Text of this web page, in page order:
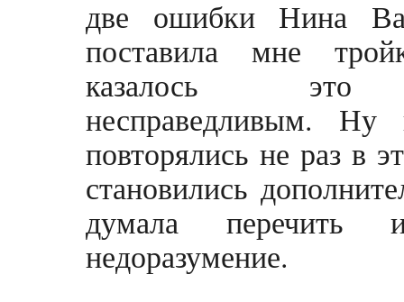
две ошибки Нина
поставила мне
казалось
несправедливым.
повторялись не раз в
становились
думала перечить
недоразумение.